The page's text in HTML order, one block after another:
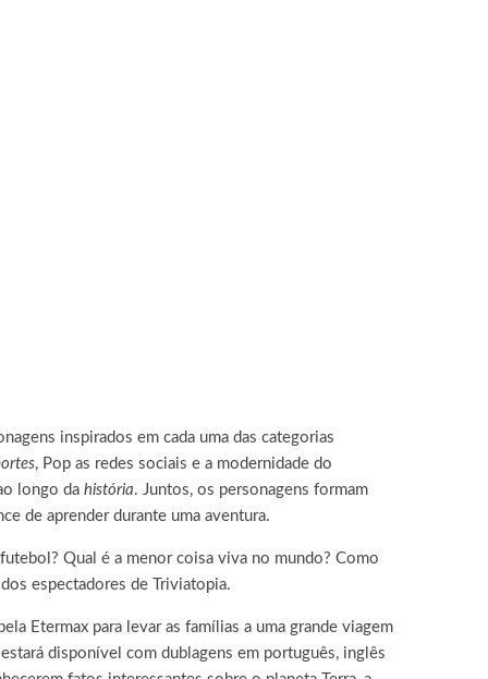
inspirados em cada uma das categorias
, Pop as redes sociais e a modernidade do
longo da história. Juntos, os personagens formam
de aprender durante uma aventura.
Qual é a menor coisa viva no mundo? Como
espectadores de Triviatopia.
Etermax para levar as famílias a uma grande viagem
disponível com dublagens em português, inglês